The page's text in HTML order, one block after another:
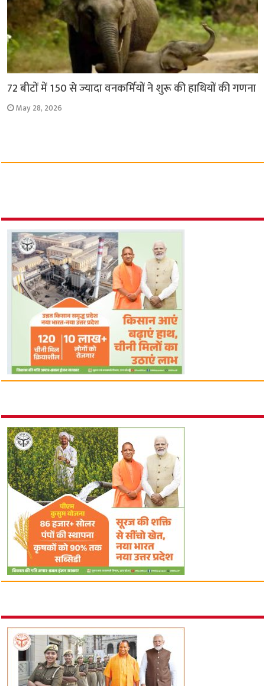
72 बीटों में 150 से ज्यादा वनकर्मियों ने शुरू की हाथियों की गणना
May 28, 2026